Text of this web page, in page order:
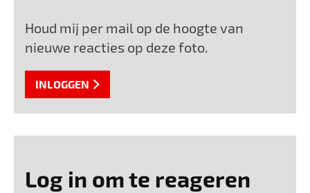
Houd mij per mail op de hoogte van
nieuwe reacties op deze foto.
INLOGGEN
Log in om te reageren